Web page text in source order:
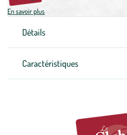
En savoir plus
Détails
Caractéristiques